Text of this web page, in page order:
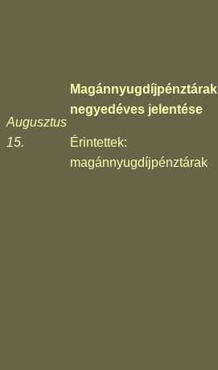
Augusztus
15.
Magánnyugdíjpénztárak
negyedéves jelentése
Érintettek:
magánnyugdíjpénztárak